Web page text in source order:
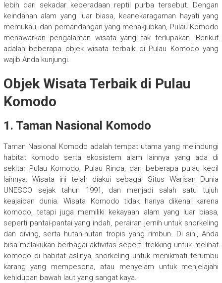
lebih dari sekadar keberadaan reptil purba tersebut. Dengan
keindahan alam yang luar biasa, keanekaragaman hayati yang
memukau, dan pemandangan yang menakjubkan, Pulau Komodo
menawarkan pengalaman wisata yang tak terlupakan. Berikut
adalah beberapa objek wisata terbaik di Pulau Komodo yang
wajib Anda kunjungi.
Objek Wisata Terbaik di Pulau
Komodo
1. Taman Nasional Komodo
Taman Nasional Komodo adalah tempat utama yang melindungi
habitat komodo serta ekosistem alam lainnya yang ada di
sekitar Pulau Komodo, Pulau Rinca, dan beberapa pulau kecil
lainnya. Wisata ini telah diakui sebagai Situs Warisan Dunia
UNESCO sejak tahun 1991, dan menjadi salah satu tujuh
keajaiban dunia. Wisata Komodo tidak hanya dikenal karena
komodo, tetapi juga memiliki kekayaan alam yang luar biasa,
seperti pantai-pantai yang indah, perairan jernih untuk snorkeling
dan diving, serta hutan-hutan tropis yang rimbun. Di sini, Anda
bisa melakukan berbagai aktivitas seperti trekking untuk melihat
komodo di habitat aslinya, snorkeling untuk menikmati terumbu
karang yang mempesona, atau menyelam untuk menjelajahi
kehidupan bawah laut yang sangat kaya.